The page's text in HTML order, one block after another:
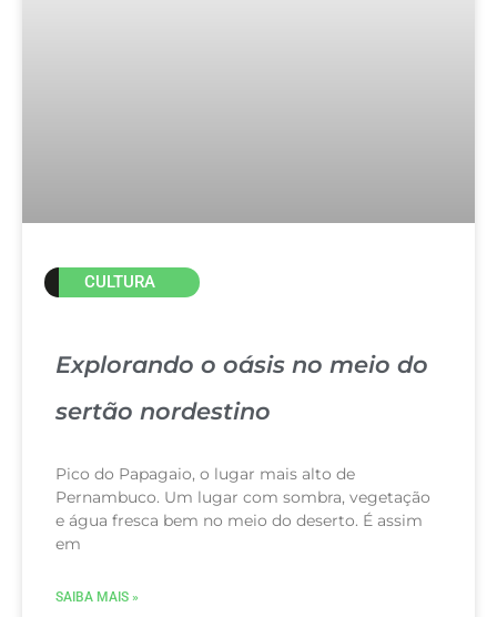
CULTURA
Explorando o oásis no meio do
sertão nordestino
Pico do Papagaio, o lugar mais alto de
Pernambuco. Um lugar com sombra, vegetação
e água fresca bem no meio do deserto. É assim
em
SAIBA MAIS »